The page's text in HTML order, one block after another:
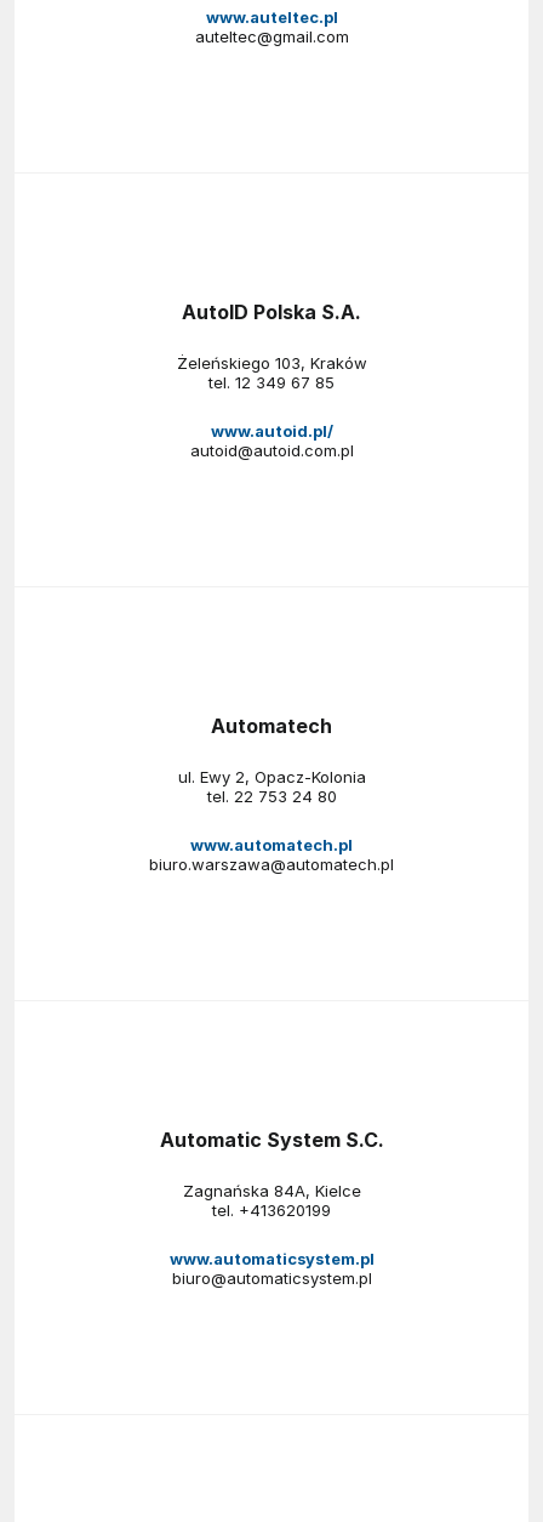
www.auteltec.pl
auteltec@gmail.com
AutoID Polska S.A.
Żeleńskiego 103, Kraków
tel. 12 349 67 85
www.autoid.pl/
autoid@autoid.com.pl
Automatech
ul. Ewy 2, Opacz-Kolonia
tel. 22 753 24 80
www.automatech.pl
biuro.warszawa@automatech.pl
Automatic System S.C.
Zagnańska 84A, Kielce
tel. +413620199
www.automaticsystem.pl
biuro@automaticsystem.pl